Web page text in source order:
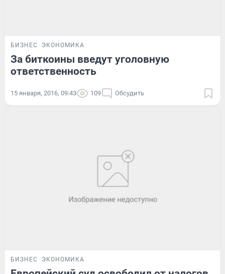
БИЗНЕС ЭКОНОМИКА
За биткоины введут уголовную
ответственность
15 января, 2016, 09:43 109 Обсудить
БИЗНЕС ЭКОНОМИКА